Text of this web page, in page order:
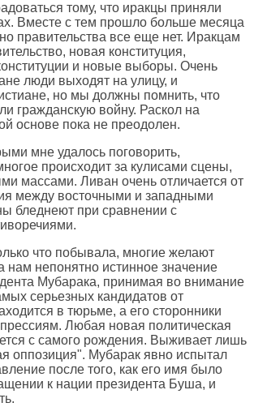
тому, что иракцы приняли
Вместе с тем прошло больше месяца
правительства все еще нет. Иракцам
новая конституция,
и новые выборы. Очень
люди выходят на улицу, и
но мы должны помнить, что
гражданскую войну. Раскол на
основе пока не преодолен.
мне удалось поговорить,
происходит за кулисами сцены,
массами. Ливан очень отличается от
между восточными и западными
бледнеют при сравнении с
что побывала, многие желают
нам непонятно истинное значение
Мубарака, принимая во внимание
серьезных кандидатов от
в тюрьме, а его сторонники
Любая новая политическая
с самого рождения. Выживает лишь
оппозиция". Мубарак явно испытал
после того, как его имя было
к нации президента Буша, и